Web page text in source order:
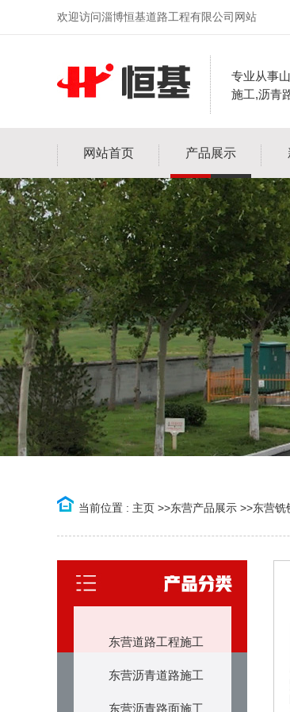
欢迎访问淄博恒基道路工程有限公司网站
专业从事
施工,沥青
网站首页 产品展示
当前位置 : 主页 >>东营产品展示 >>东营铣
东营道路工程施工
东营沥青道路施工
东营沥青路面施工